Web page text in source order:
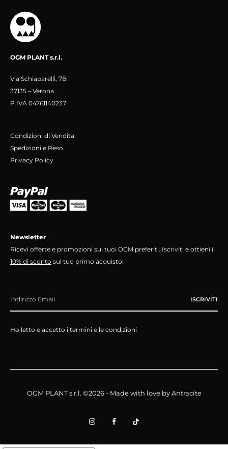
OGM PLANT s.r.l.
Via Schiaparelli, 7B
37135 – Verona
P.IVA 04761140237
Condizioni di Vendita
Spedizioni e Reso
Privacy Policy
Newsletter
Ricevi offerte e promozioni sui tuoi OGM preferiti. Iscriviti e ottieni il
10% di sconto sul tuo primo acquisto!
Ho letto e accetto i termini e le condizioni
OGM PLANT s.r.l. ©2026 - Made with love byAntracite
t
e
T
t